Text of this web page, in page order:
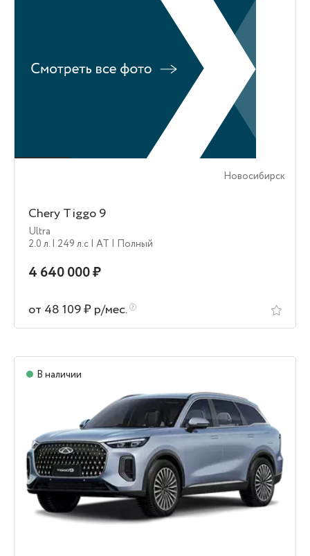
Новосибирск
Chery Tiggo 9
Ultra
2.0 л. | 249 л.c | AT | Полный
4 640 000 ₽
от 48 109 ₽ р/мес.
В наличии